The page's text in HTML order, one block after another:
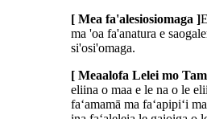
[ Mea fa'alesiosiomaga ]
ma 'oa fa'anatura e
si'osi'omaga.
[ Meaalofa Lelei mo
eliina o maa e le na o le
faʻamamā ma faʻapipiʻi